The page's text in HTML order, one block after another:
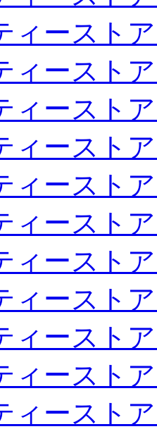
ィースト
ィースト
ィースト
ィースト
ィースト
ィースト
ィースト
ィースト
ィースト
ィースト
ィースト